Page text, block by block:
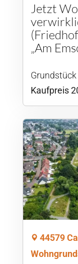
Jetzt
„Am
Grund­stück
Kaufpreis
44579